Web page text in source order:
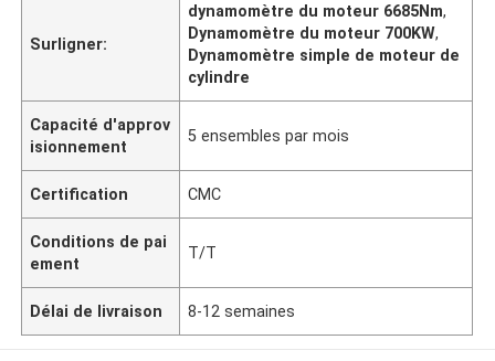
Surligner:
dynamomètre du moteur 6685Nm,
Dynamomètre du moteur 700KW,
Dynamomètre simple de moteur de
cylindre
Capacité d'approv
isionnement
5 ensembles par mois
Certification CMC
Conditions de pai
ement
T/T
Délai de livraison 8-12 semaines